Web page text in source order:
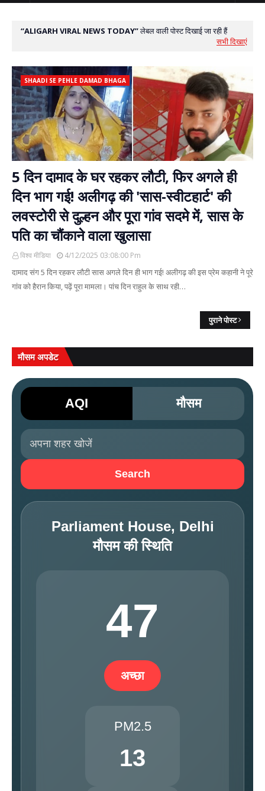
ALIGARH VIRAL NEWS TODAY लेबल वाली पोस्ट दिखाई जा रही हैं
सभी दिखाएं
SHAADI SE PEHLE DAMAD BHAGA
5 दिन दामाद के घर रहकर लौटी, फिर अगले ही
दिन भाग गई! अलीगढ़ की 'सास-स्वीटहार्ट' की
लवस्टोरी से दुल्हन और पूरा गांव सदमे में, सास के
पति का चौंकाने वाला खुलासा
विश्व मीडिया 4/12/2025 03:08:00 Pm
दामाद संग 5 दिन रहकर लौटी सास अगले दिन ही भाग गई! अलीगढ़ की इस प्रेम कहानी ने पूरे
गांव को हैरान किया, पढ़ें पूरा मामला। पांच दिन राहुल के साथ रही…
पुराने पोस्ट
मौसम अपडेट
AQI मौसम
Search
Parliament House, Delhi
मौसम की स्थिति
47
अच्छा
PM2.5
13